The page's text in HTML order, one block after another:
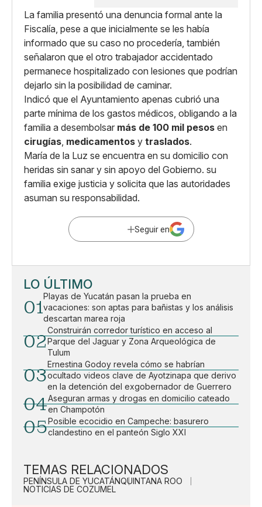
La familia presentó una denuncia formal ante la
Fiscalía, pese a que inicialmente se les había
informado que su caso no procedería, también
señalaron que el otro trabajador accidentado
permanece hospitalizado con lesiones que podrían
dejarlo sin la posibilidad de caminar.
Indicó que el Ayuntamiento apenas cubrió una
parte mínima de los gastos médicos, obligando a la
familia a desembolsar más de 100 mil pesos en
cirugías, medicamentos y traslados.
María de la Luz se encuentra en su domicilio con
heridas sin sanar y sin apoyo del Gobierno. su
familia exige justicia y solicita que las autoridades
asuman su responsabilidad.
Seguir en
LO ÚLTIMO
01
Playas de Yucatán pasan la prueba en
vacaciones: son aptas para bañistas y los análisis
descartan marea roja
02
Construirán corredor turístico en acceso al
Parque del Jaguar y Zona Arqueológica de
Tulum
03
Ernestina Godoy revela cómo se habrían
ocultado videos clave de Ayotzinapa que derivo
en la detención del exgobernador de Guerrero
04Aseguran armas y drogas en domicilio cateado
en Champotón
05Posible ecocidio en Campeche: basurero
clandestino en el panteón Siglo XXI
TEMAS RELACIONADOS
PENÍNSULA DE YUCATÁNQUINTANA ROO
NOTICIAS DE COZUMEL